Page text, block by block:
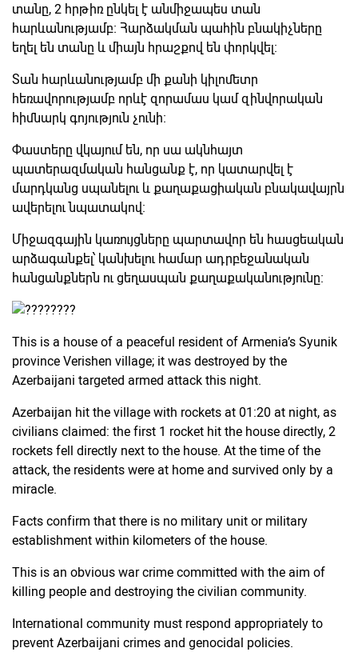
տանը, 2 հրթիռ ընկել է անմիջապես տան
հարևանությամբ։ Հարձակման պահին բնակիչները
եղել են տանը և միայն հրաշքով են փորկվել։
Տան հարևանությամբ մի քանի կիլոմետր
հեռավորությամբ որևէ զորամաս կամ զինվորական
հիմնարկ գոյություն չունի։
Փաստերը վկայում են, որ սա ակնհայտ
պատերազմական հանցանք է, որ կատարվել է
մարդկանց սպանելու և քաղաքացիական բնակավայրն
ավերելու նպատակով։
Միջազգային կառույցները պարտավոր են հասցեական
արձագանքել՝ կանխելու համար ադրբեջանական
հանցանքներն ու ցեղասպան քաղաքականությունը։
This is a house of a peaceful resident of Armenia’s Syunik
province Verishen village; it was destroyed by the
Azerbaijani targeted armed attack this night.
Azerbaijan hit the village with rockets at 01:20 at night, as
civilians claimed: the first 1 rocket hit the house directly, 2
rockets fell directly next to the house. At the time of the
attack, the residents were at home and survived only by a
miracle.
Facts confirm that there is no military unit or military
establishment within kilometers of the house.
This is an obvious war crime committed with the aim of
killing people and destroying the civilian community.
International community must respond appropriately to
prevent Azerbaijani crimes and genocidal policies.